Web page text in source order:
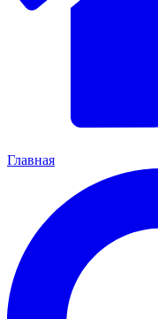
Главная